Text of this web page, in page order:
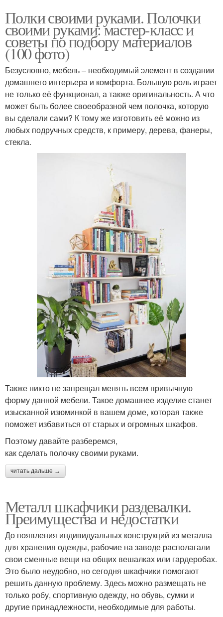
Полки своими руками. Полочки
своими руками: мастер-класс и
советы по подбору материалов
(100 фото)
Безусловно, мебель – необходимый элемент в создании
домашнего интерьера и комфорта. Большую роль играет
не только её функционал, а также оригинальность. А что
может быть более своеобразной чем полочка, которую
вы сделали сами? К тому же изготовить её можно из
любых подручных средств, к примеру, дерева, фанеры,
стекла.
Также никто не запрещал менять всем привычную
форму данной мебели. Такое домашнее изделие станет
изысканной изюминкой в вашем доме, которая также
поможет избавиться от старых и огромных шкафов.
Поэтому давайте разберемся,
как сделать полочку своими руками.
читать дальше →
Металл шкафчики раздевалки.
Преимущества и недостатки
До появления индивидуальных конструкций из металла
для хранения одежды, рабочие на заводе располагали
свои сменные вещи на общих вешалках или гардеробах.
Это было неудобно, но сегодня шкафчики помогают
решить данную проблему. Здесь можно размещать не
только робу, спортивную одежду, но обувь, сумки и
другие принадлежности, необходимые для работы.